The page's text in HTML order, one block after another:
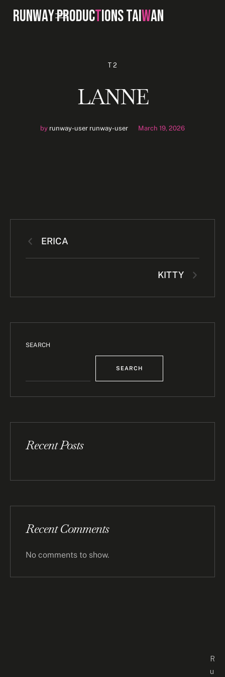
RUNWAY PRODUCTIONS TAIWAN
T2
LANNE
by runway-user runway-user March 19, 2026
ERICA
KITTY
SEARCH
SEARCH
Recent Posts
Recent Comments
No comments to show.
R
u